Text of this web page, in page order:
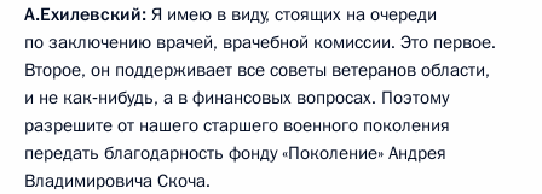
А.Ехилевский: Я имею в виду, стоящих на очереди
по заключению врачей, врачебной комиссии. Это первое.
Второе, он поддерживает все советы ветеранов области,
и не как‑нибудь, а в финансовых вопросах. Поэтому
разрешите от нашего старшего военного поколения
передать благодарность фонду «Поколение» Андрея
Владимировича Скоча.